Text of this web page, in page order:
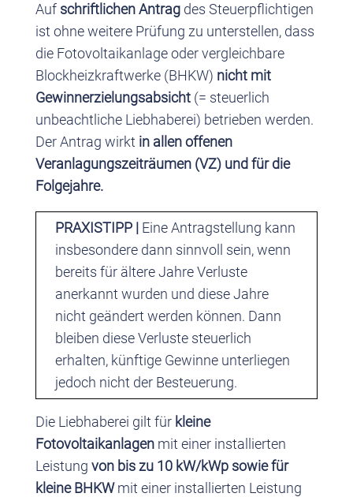
Auf schriftlichen Antragdes Steuerpflichtigen
ist ohne weitere Prüfung zu unterstellen, dass
die Fotovoltaikanlage oder vergleichbare
Blockheizkraftwerke (BHKW) nicht mit
Gewinnerzielungsabsicht(= steuerlich
unbeachtliche Liebhaberei) betrieben werden.
Der Antrag wirkt in allen offenen
Veranlagungszeiträumen (VZ) und für die
Folgejahre.
PRAXISTIPP | Eine Antragstellung kann
insbesondere dann sinnvoll sein, wenn
bereits für ältere Jahre Verluste
anerkannt wurden und diese Jahre
nicht geändert werden können. Dann
bleiben diese Verluste steuerlich
erhalten, künftige Gewinne unterliegen
jedoch nicht der Besteuerung.
Die Liebhaberei gilt für kleine
Fotovoltaikanlagenmit einer installierten
Leistung von bis zu 10 kW/kWp sowie für
kleine BHKWmit einer installierten Leistung